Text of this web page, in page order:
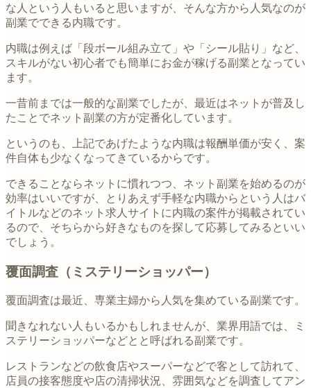
な人という人もいると思いますが、そんな方から人気なのが
副業でできる内職です。
内職は例えば「段ボール組み立て」や「シール貼り」など、
スキルがない初心者でも簡単にお金が稼げる副業となってい
ます。
一昔前までは一般的な副業でしたが、最近はネットが普及し
たことでネット副業の方が定番化しています。
というのも、上記であげたような内職は報酬単価が安く、案
件自体も少なくなってきているからです。
できることならネットに慣れつつ、ネット副業を始めるのが
効率はいいですが、とりあえず手軽な内職からという人はバ
イトルなどのネット求人サイトに内職の案件が掲載されてい
るので、そちらから好きなものを探して応募してみるといい
でしょう。
覆面調査（ミステリーショッパー）
覆面調査は最近、専業主婦から人気を集めている副業です。
聞きなれない人もいるかもしれませんが、業界用語では、ミ
ステリーショッパーなどとと呼ばれる副業です。
レストランなどの飲食店やスーパーなどで客として訪れて、
店員の接客態度や店の清掃状況、雰囲気などを調査してアン